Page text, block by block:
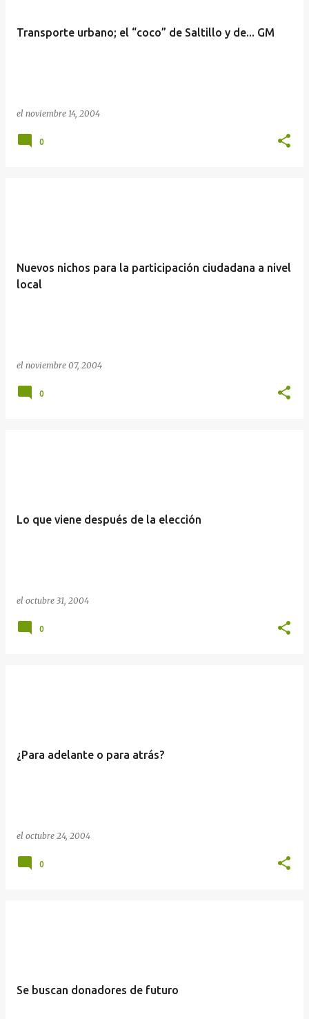
Transporte urbano; el “coco” de Saltillo y de... GM
el noviembre 14, 2004
0
Nuevos nichos para la participación ciudadana a nivel
local
el noviembre 07, 2004
0
Lo que viene después de la elección
el octubre 31, 2004
0
¿Para adelante o para atrás?
el octubre 24, 2004
0
Se buscan donadores de futuro